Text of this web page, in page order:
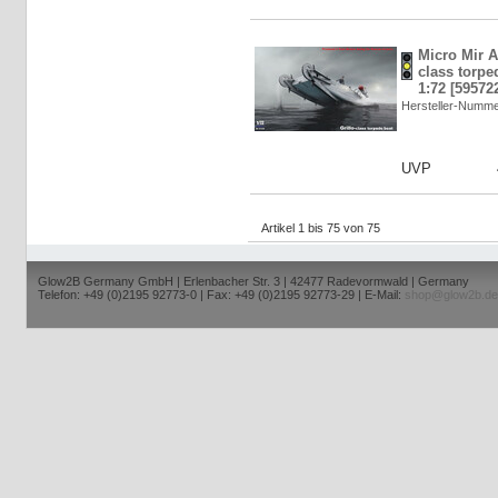
Micro Mir
class
1:72
Hersteller-
UVP
Artikel 1 bis 75 von 75
Glow2B Germany GmbH | Erlenbacher Str. 3 | 42477 Radevormwald | Germany
Telefon: +49 (0)2195 92773-0 | Fax: +49 (0)2195 92773-29 | E-Mail:
shop@glow2b.de